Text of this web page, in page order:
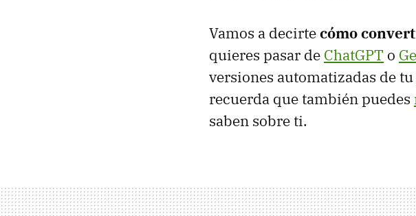
Vamos a decirtecómo
quieres pasar de ChatGPT o
versiones automatizadas de tu
recuerda que también puedes
saben sobre ti.